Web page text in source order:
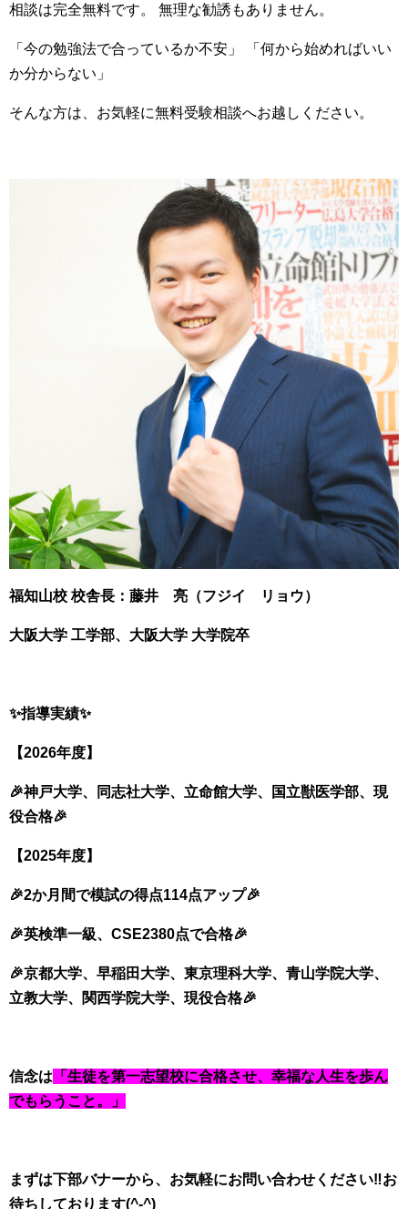
相談は完全無料です。 無理な勧誘もありません。
「今の勉強法で合っているか不安」 「何から始めればいい
か分からない」
そんな方は、お気軽に無料受験相談へお越しください。
福知山校 校舎長：藤井 亮（フジイ リョウ）
大阪大学 工学部、大阪大学 大学院卒
✨指導実績✨
【2026年度】
🎉神戸大学、同志社大学、立命館大学、国立獣医学部、現
役合格🎉
【2025年度】
🎉2か月間で模試の得点114点アップ🎉
🎉英検準一級、CSE2380点で合格🎉
🎉京都大学、早稲田大学、東京理科大学、青山学院大学、
立教大学、関西学院大学、現役合格🎉
信念は 「生徒を第一志望校に合格させ、幸福な人生を歩ん
でもらうこと。」
まずは下部バナーから、お気軽にお問い合わせください‼お
待ちしております(^-^)